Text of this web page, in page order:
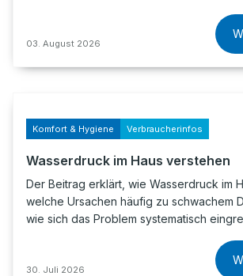
03. August 2026
Komfort & Hygiene Verbraucherinfos
Wasserdruck im Haus verstehen
Der Beitrag erklärt, wie Wasserdruck im
welche Ursachen häufig zu schwachem
wie sich das Problem systematisch
30. Juli 2026